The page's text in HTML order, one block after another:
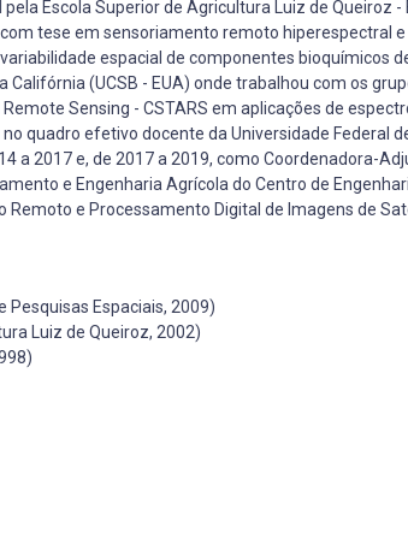
Escola Superior de Agricultura Luiz de Queiroz -
tese em sensoriamento remoto hiperespectral
espacial de componentes bioquímicos
(UCSB - EUA) onde trabalhou com os
Sensing - CSTARS em aplicações de
quadro efetivo docente da Universidade Federal
a 2017 e, de 2017 a 2019, como Coordenadora-
e Engenharia Agrícola do Centro de
e Processamento Digital de Imagens de
Espaciais, 2009)
Luiz de Queiroz, 2002)